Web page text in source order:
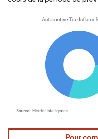
Image © Mordor Intelligence. La